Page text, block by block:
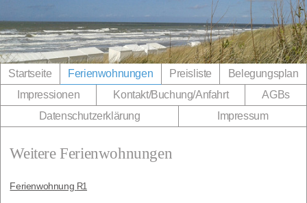
Startseite Ferienwohnungen Preisliste
Belegungsplan
Impressionen
Kontakt/​Buchung/​Anfahrt
AGBs
Datenschutzerklärung
Impressum
Weitere Ferienwohnungen
Feri­en­woh­nung R1